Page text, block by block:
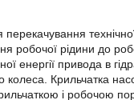
робочої рідини до
енергії привода в
колеса. Крильчатка
і робочою